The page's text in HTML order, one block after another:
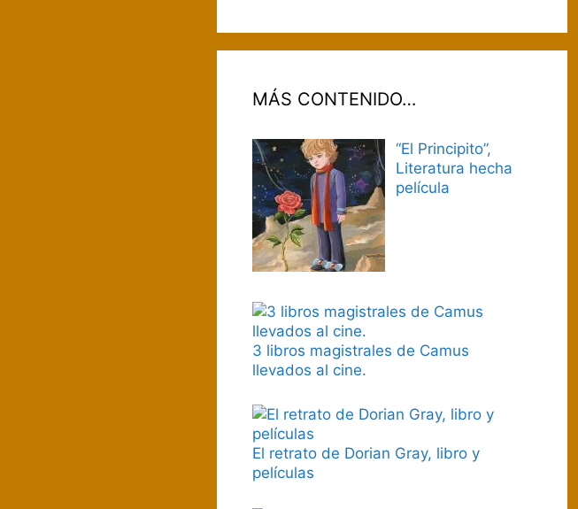
MÁS CONTENIDO…
“El Principito”,
Literatura hecha
película
3 libros magistrales de Camus
llevados al cine.
El retrato de Dorian Gray, libro y
películas